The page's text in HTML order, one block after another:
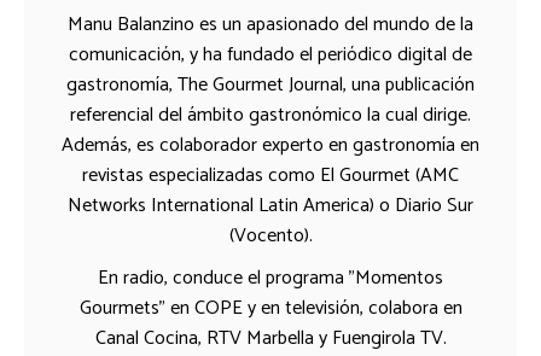
Manu Balanzino es un apasionado del mundo de la
comunicación, y ha fundado el periódico digital de
gastronomía, The Gourmet Journal, una publicación
referencial del ámbito gastronómico la cual dirige.
Además, es colaborador experto en gastronomía en
revistas especializadas como El Gourmet (AMC
Networks International Latin America) o Diario Sur
(Vocento).
En radio, conduce el programa "Momentos
Gourmets" en COPE y en televisión, colabora en
Canal Cocina, RTV Marbella y Fuengirola TV.